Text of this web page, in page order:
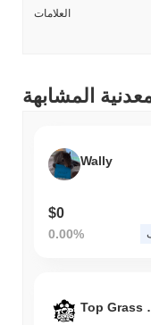
العلامات
المشابهة
Wally
$0
0.00%